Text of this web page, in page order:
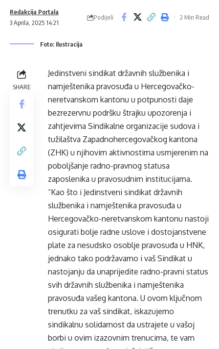
3 Aprila, 2025 14:21
Redakcija Portala
Podijeli 2 Min Read
Foto: Ilustracija
SHARE
Jedinstveni sindikat državnih službenika i
namještenika pravosuđa u Hercegovačko-
neretvanskom kantonu u potpunosti daje
bezrezervnu podršku štrajku upozorenja i
zahtjevima Sindikalne organizacije sudova i
tužilaštva Zapadnohercegovačkog kantona
(ZHK) u njihovim aktivnostima usmjerenim na
poboljšanje radno-pravnog statusa
zaposlenika u pravosudnim institucijama.
“Kao što i Jedinstveni sindikat državnih
službenika i namještenika pravosuđa u
Hercegovačko-neretvanskom kantonu nastoji
osigurati bolje radne uslove i dostojanstvene
plate za nesudsko osoblje pravosuđa u HNK,
jednako tako podržavamo i vaš Sindikat u
nastojanju da unaprijedite radno-pravni status
svih državnih službenika i namještenika
pravosuđa vašeg kantona. U ovom ključnom
trenutku za vaš sindikat, iskazujemo
sindikalnu solidarnost da ustrajete u vašoj
borbi u ovim izazovnim trenucima, te vam